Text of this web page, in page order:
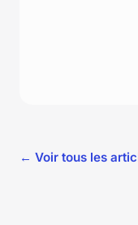
← Voir tous les